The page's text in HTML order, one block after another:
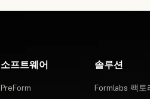
소프트웨어
PreForm
솔루션
Formlabs 팩토